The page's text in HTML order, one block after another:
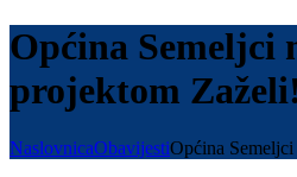
Općina Semeljci
projektom Zaželi!
NaslovnicaObavijestiOpćina